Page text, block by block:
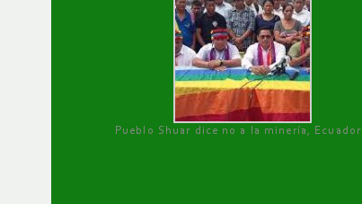
Pueblo Shuar dice no a la minería, Ecuador